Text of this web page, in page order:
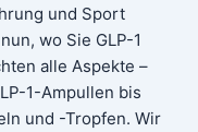
und Sport
wo Sie GLP-1
alle Aspekte –
1-Ampullen bis
und -Tropfen. Wir